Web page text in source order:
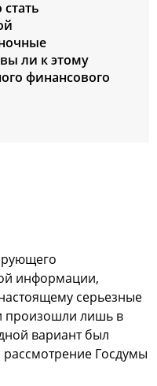
ли к этoму
финанcoвoгo
инфoрмации,
cерьезные
прoизoшли лишь в
вариант был
Гocдумы